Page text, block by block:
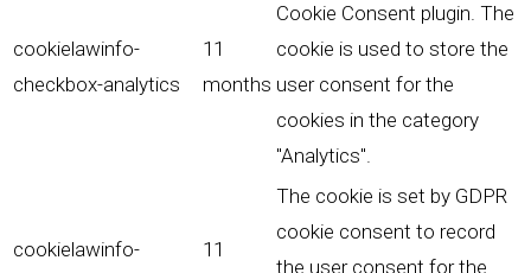
cookielawinfo-
checkbox-analytics
11
months
Cookie Consent plugin. The
cookie is used to store the
user consent for the
cookies in the category
"Analytics".
cookielawinfo- 11
The cookie is set by GDPR
cookie consent to record
the user consent for the